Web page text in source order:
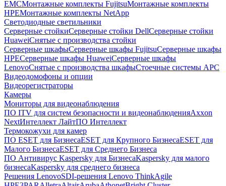
EMCМонтажные комплекты FujitsuМонтажные комплекты
HPEМонтажные комплекты NetApp
Светодиодные светильники
Серверные стойкиСерверные стойки DellСерверные стойки
HuaweiСнятые с производства стойки
Серверные шкафыСерверные шкафы FujitsuСерверные шкафы
HPEСерверные шкафы HuaweiСерверные шкафы
LenovoСнятые с производства шкафыСтоечные системы APC
Видеодомофоны и опции
Видеорегистраторы
Камеры
Мониторы для видеонаблюдения
ПО ITV для систем безопасности и видеонаблюденияAxxon
NextИнтеллект ЛайтПО Интеллект
Термокожухи для камер
ПО ESET для БизнесаESET для Крупного БизнесаESET для
Малого БизнесаESET для Среднего Бизнеса
ПО Антивирус Kaspersky для БизнесаKaspersky для малого
бизнесаKaspersky для среднего бизнеса
Решения LenovoSDI-решения Lenovo ThinkAgile